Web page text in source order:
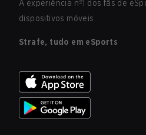
A experiência nº1 dos fãs de
dispositivos móveis.
Strafe, tudo em eSports